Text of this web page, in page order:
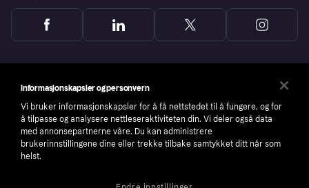
Informasjonskapsler og personvern
Vi bruker informasjonskapsler for å få nettstedet til å fungere, og for
å tilpasse og analysere nettleseraktiviteten din. Vi deler også data
med annonsepartnerne våre. Du kan administrere
brukerinnstillingene dine eller trekke tilbake samtykket ditt når som
helst.